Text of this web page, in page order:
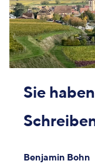
Sie
Benjamin Bohn